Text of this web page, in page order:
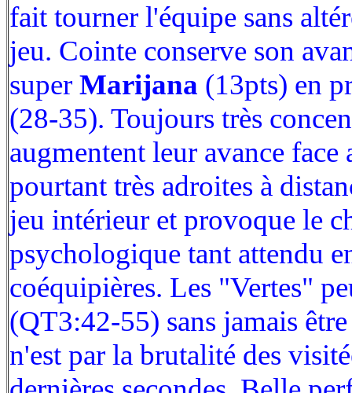
fait tourner l'équipe sans
jeu. Cointe conserve son
super Marijana (13pts) en
(28-35). Toujours très
augmentent leur avance
pourtant très adroites à
jeu intérieur et provoque le
psychologique tant attendu
coéquipières. Les "Vertes"
(QT3:42-55) sans jamais
n'est par la brutalité des